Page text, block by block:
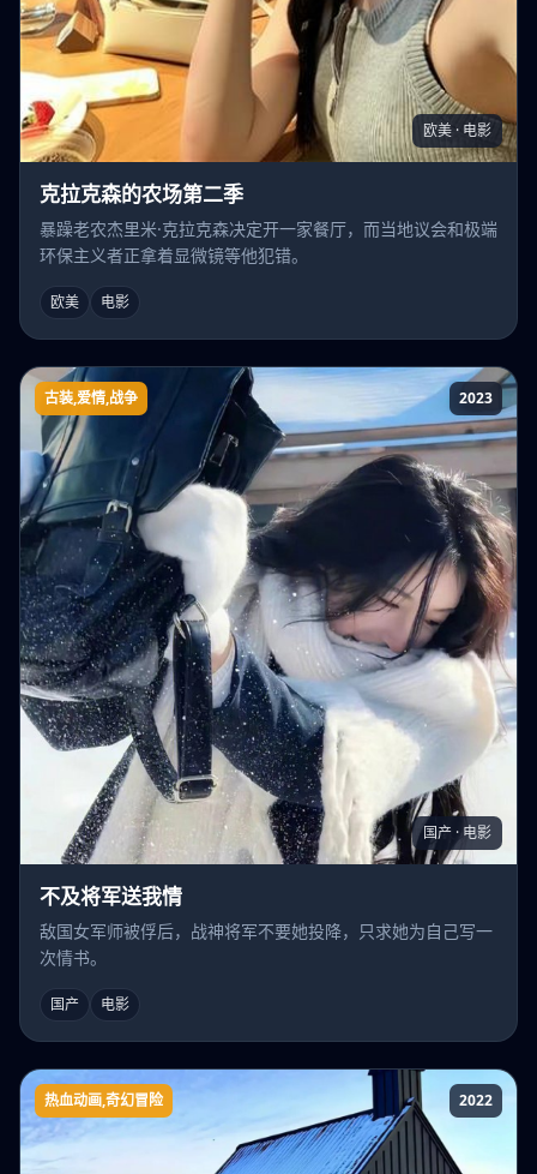
欧美 · 电影
克拉克森的农场第二季
暴躁老农杰里米·克拉克森决定开一家餐厅，而当地议会和极端
环保主义者正拿着显微镜等他犯错。
欧美 电影
不及将军送我情
古装,爱情,战争 2023
国产 · 电影
不及将军送我情
敌国女军师被俘后，战神将军不要她投降，只求她为自己写一
次情书。
国产 电影
勇者斗恶龙达伊的大冒险：站起来!!阿邦的使
徒
热血动画,奇幻冒险 2022